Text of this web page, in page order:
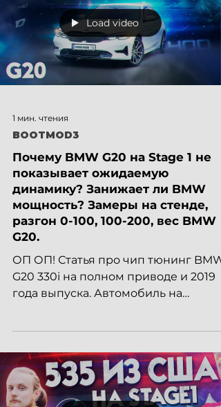
Load video
1 мин. чтения
BOOTMOD3
Почему BMW G20 на Stage 1 не
показывает ожидаемую
динамику? Занижает ли BMW
мощность? Замеры на стенде,
разгон 0-100, 100-200, вес BMW
G20.
ОП ОП! Статья про чип тюнинг BMW
G20 330i на полном приводе и 2019
года выпуска. Автомобиль на